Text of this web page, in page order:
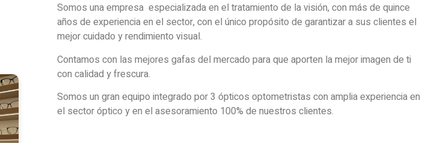
Somos una empresa especializada en el tratamiento de la visión, con más de quince
años de experiencia en el sector, con el único propósito de garantizar a sus clientes el
mejor cuidado y rendimiento visual.
Contamos con las mejores gafas del mercado para que aporten la mejor imagen de ti
con calidad y frescura.
Somos un gran equipo integrado por 3 ópticos optometristas con amplia experiencia en
el sector óptico y en el asesoramiento 100% de nuestros clientes.